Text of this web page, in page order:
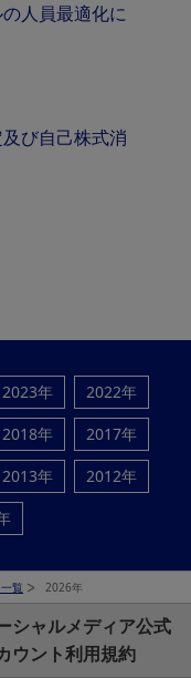
人員最適化に
び自己株式消
2023年
2022年
2018年
2017年
2013年
2012年
覧 2026年
シャルメディア公式
ウント利用規約